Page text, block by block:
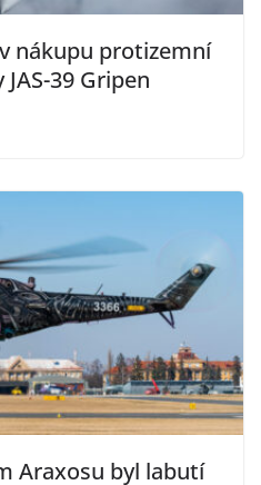
nákupu protizemní
39 Gripen
Araxosu byl labutí